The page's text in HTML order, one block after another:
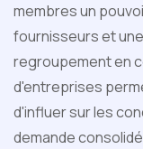
membres un
fournisseurs et
regroupement en
d'entreprises
d'influer sur les
demande